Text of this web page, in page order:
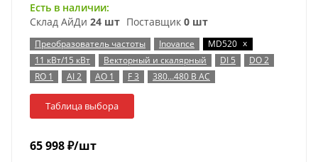
Есть в наличии:
Склад АйДи 24 шт Поставщик 0 шт
Преобразователь частоты Inovance MD520 x
11 кВт/15 кВт
Векторный и скалярный DI 5
DO 2
RO 1
AI 2 AO 1 F 3 380…480 В AC
Таблица выбора
65 998₽/шт